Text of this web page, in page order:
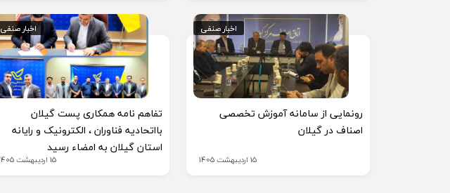
اخبار صنفی
اخبار صنفی
رونمایی از سامانه آموزش تخصصی
اصناف در گیلان
15 اردیبهشت 1405
اخبار صنفی
اخبار صنفی
تفاهم نامه همکاری پست گیلان
بااتحادیه فناوران ، الکترونیک و رایانه
استان گیلان به امضاء رسید
15 اردیبهشت 1405